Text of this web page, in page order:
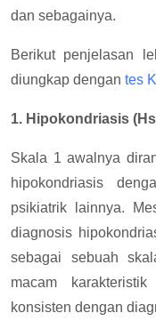
dan sebagainya.
Berikut penjelasan
diungkap dengan tes
1. Hipokondriasis
Skala 1 awalnya
hipokondriasis
psikiatrik lainnya.
diagnosis
sebagai sebuah
macam
konsisten dengan